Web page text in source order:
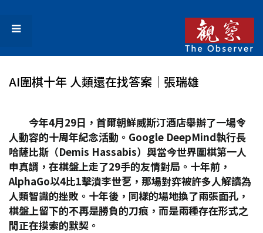
AI圍棋十年 人類還在找答案│張瑞雄
今年4月29日，首爾朝鮮威斯汀酒店舉辦了一場令
人動容的十周年紀念活動。Google DeepMind執行長
哈薩比斯（Demis Hassabis）與當今世界圍棋第一人
申真諝，在棋盤上走了29手的友情對局。十年前，
AlphaGo以4比1擊潰李世乭，那場對弈被許多人解讀為
人類智識的挫敗。十年後，同樣的場地換了兩張面孔，
棋盤上留下的不再是勝負的刀痕，而是兩種存在形式之
間正在摸索的默契。